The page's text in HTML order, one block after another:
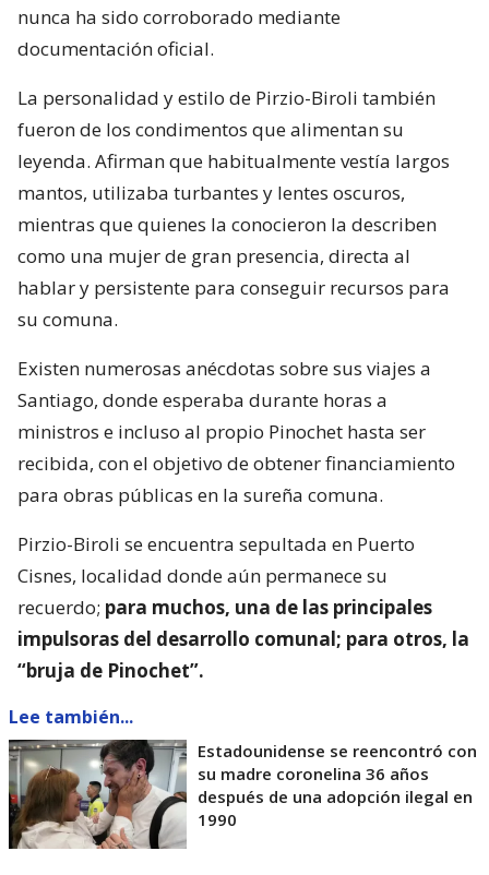
nunca ha sido corroborado mediante
documentación oficial.
La personalidad y estilo de Pirzio-Biroli también
fueron de los condimentos que alimentan su
leyenda. Afirman que habitualmente vestía largos
mantos, utilizaba turbantes y lentes oscuros,
mientras que quienes la conocieron la describen
como una mujer de gran presencia, directa al
hablar y persistente para conseguir recursos para
su comuna.
Existen numerosas anécdotas sobre sus viajes a
Santiago, donde esperaba durante horas a
ministros e incluso al propio Pinochet hasta ser
recibida, con el objetivo de obtener financiamiento
para obras públicas en la sureña comuna.
Pirzio-Biroli se encuentra sepultada en Puerto
Cisnes, localidad donde aún permanece su
recuerdo; para muchos, una de las principales
impulsoras del desarrollo comunal; para otros, la
“bruja de Pinochet”.
Lee también...
Estadounidense se reencontró con
su madre coronelina 36 años
después de una adopción ilegal en
1990